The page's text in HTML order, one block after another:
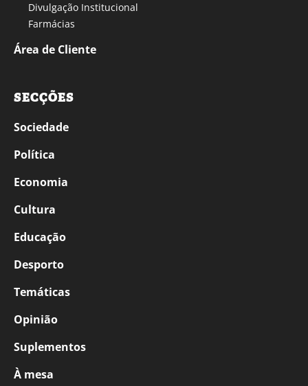
Divulgação Institucional
Farmácias
Área de Cliente
SECÇÕES
Sociedade
Política
Economia
Cultura
Educação
Desporto
Temáticas
Opinião
Suplementos
À mesa